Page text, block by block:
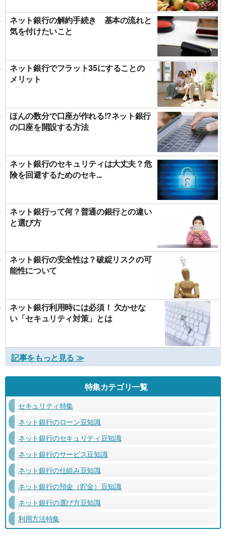
ネット銀行の解約手続き 基本の流れと
気を付けたいこと
ネット銀行でフラット35にすることの
メリット
ほんの数分で口座が作れる!?ネット銀行
の口座を開設する方法
ネット銀行のセキュリティは大丈夫？危
険を回避するためのセキ...
ネット銀行って何？普通の銀行との違い
と選び方
ネット銀行の安全性は？破綻リスクの可
能性について
ネット銀行利用時には必須！ 欠かせな
い「セキュリティ対策」とは
記事をもっと見る ≫
特集カテゴリ一覧
セキュリティ特集
ネット銀行のローン豆知識
ネット銀行のセキュリティ豆知識
ネット銀行のサービス豆知識
ネット銀行の仕組み豆知識
ネット銀行の預金（貯金）豆知識
ネット銀行の選び方豆知識
利用方法特集